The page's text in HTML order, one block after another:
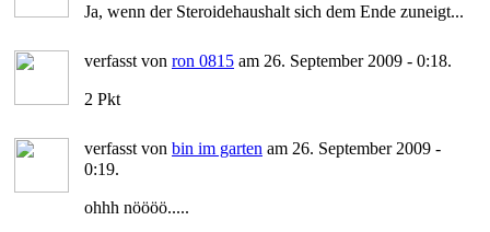
Ja, wenn der Steroidehaushalt sich dem Ende zuneigt...
verfasst von ron 0815 am 26. September 2009 - 0:18.
2 Pkt
verfasst von bin im garten am 26. September 2009 -
0:19.
ohhh nöööö.....